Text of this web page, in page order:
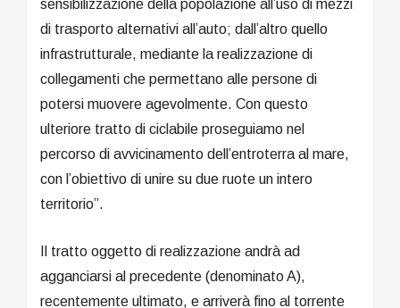
sensibilizzazione della popolazione all’uso di mezzi
di trasporto alternativi all’auto; dall’altro quello
infrastrutturale, mediante la realizzazione di
collegamenti che permettano alle persone di
potersi muovere agevolmente. Con questo
ulteriore tratto di ciclabile proseguiamo nel
percorso di avvicinamento dell’entroterra al mare,
con l’obiettivo di unire su due ruote un intero
territorio”.
Il tratto oggetto di realizzazione andrà ad
agganciarsi al precedente (denominato A),
recentemente ultimato, e arriverà fino al torrente